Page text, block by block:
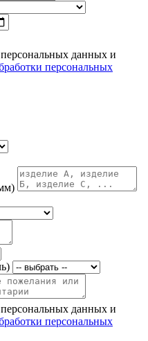
данных и
персональных
данных и
персональных